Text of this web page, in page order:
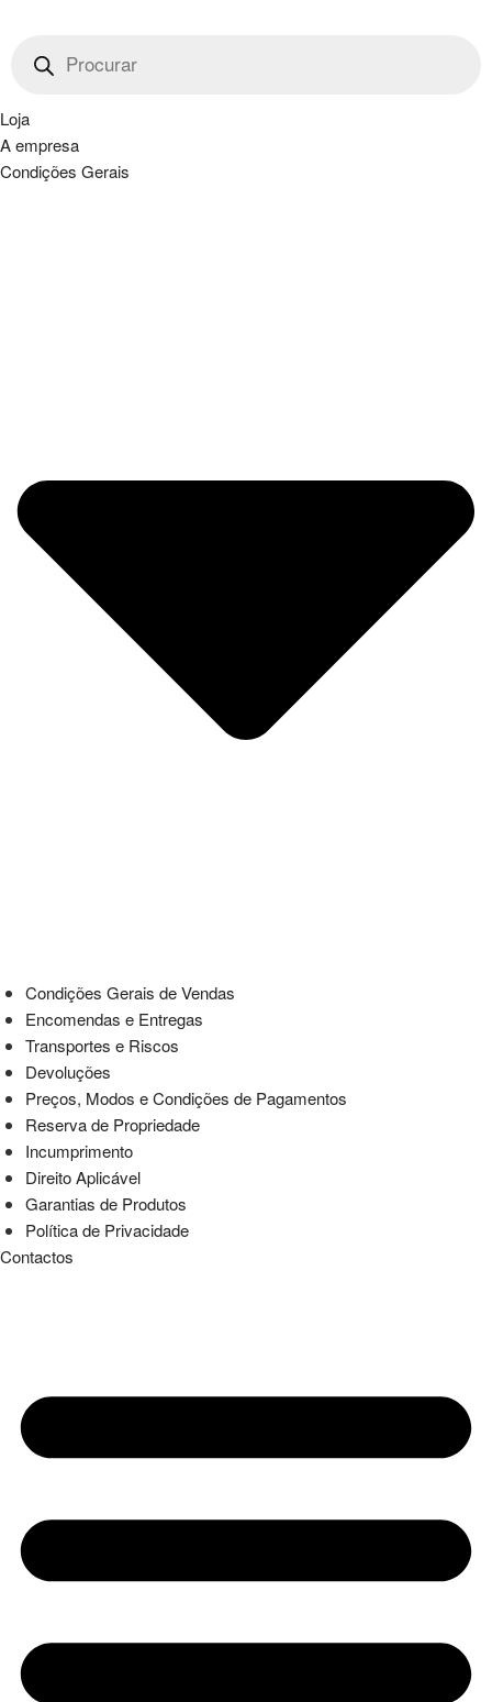
search
Loja
A empresa
Condições Gerais
Condições Gerais de Vendas
Encomendas e Entregas
Transportes e Riscos
Devoluções
Preços, Modos e Condições de Pagamentos
Reserva de Propriedade
Incumprimento
Direito Aplicável
Garantias de Produtos
Política de Privacidade
Contactos